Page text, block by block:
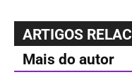
ARTIGOS
Mais do autor